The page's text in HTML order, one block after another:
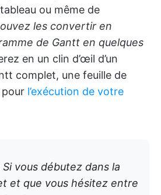
ou même de
les convertir en
de Gantt en quelques
en un clin d’œil d’un
complet, une feuille de
l’exécution de votre
Si vous débutez dans la
et que vous hésitez entre